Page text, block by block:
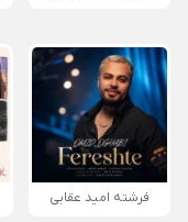
فرشته امید عقابی